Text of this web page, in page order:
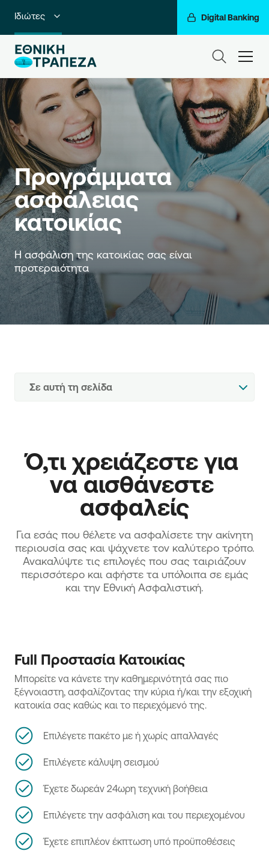
Ιδιώτες Digital Banking
Premium Banking
Private Banking
Business Banking
Corporate & Investment Banking
Go For More
Ο Όμιλός μας
Προγράμματα
ασφάλειας
κατοικίας
Η ασφάλιση της κατοικίας σας είναι
προτεραιότητα
Σε αυτή τη σελίδα
Ό,τι χρειάζεστε για
να αισθάνεστε
ασφαλείς
Για εσάς που θέλετε να ασφαλίσετε την ακίνητη
περιουσία σας και ψάχνετε τον καλύτερο τρόπο.
Ανακαλύψτε τις επιλογές που σας ταιριάζουν
περισσότερο και αφήστε τα υπόλοιπα σε εμάς
και την Εθνική Ασφαλιστική.
Full Προστασία Κατοικίας
Μπορείτε να κάνετε την καθημερινότητά σας πιο
ξέγνοιαστη, ασφαλίζοντας την κύρια ή/και την εξοχική
κατοικία σας καθώς και το περιεχόμενό της.
Επιλέγετε πακέτο με ή χωρίς απαλλαγές
Επιλέγετε κάλυψη σεισμού
Έχετε δωρεάν 24ωρη τεχνική βοήθεια
Επιλέγετε την ασφάλιση και του περιεχομένου
Έχετε επιπλέον έκπτωση υπό προϋποθέσεις